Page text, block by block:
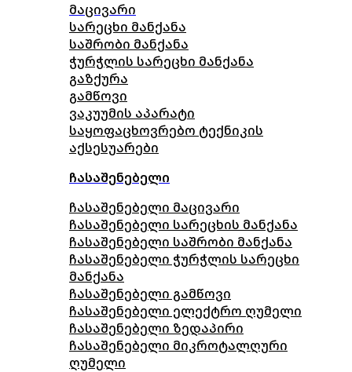
მაცივარი
სარეცხი მანქანა
საშრობი მანქანა
ჭურჭლის სარეცხი მანქანა
გაზქურა
გამწოვი
ვაკუუმის აპარატი
საყოფაცხოვრებო ტექნიკის
აქსესუარები
ჩასაშენებელი
ჩასაშენებელი მაცივარი
ჩასაშენებელი სარეცხის მანქანა
ჩასაშენებელი საშრობი მანქანა
ჩასაშენებელი ჭურჭლის სარეცხი
მანქანა
ჩასაშენებელი გამწოვი
ჩასაშენებელი ელექტრო ღუმელი
ჩასაშენებელი ზედაპირი
ჩასაშენებელი მიკროტალღური
ღუმელი